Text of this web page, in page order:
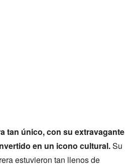
tan único, con su extravagante
en un icono cultural.Su
estuvieron tan llenos de